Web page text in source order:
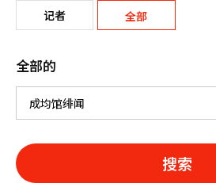
记者 全部
全部的
搜索